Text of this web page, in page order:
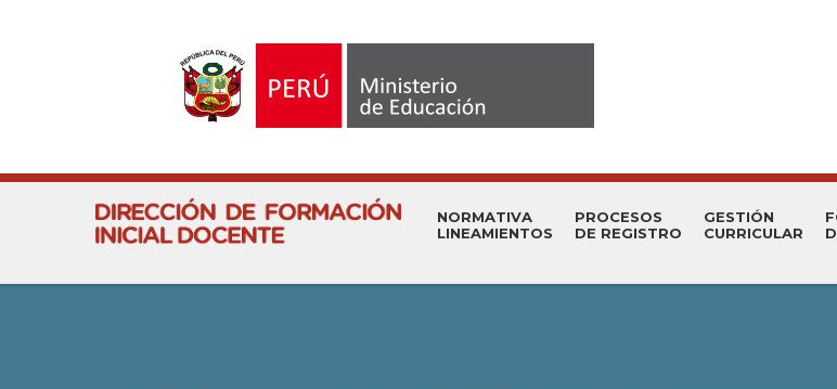
NORMATIVA
LINEAMIENTOS
PROCESOS
DE REGISTRO
GESTIÓN
CURRICULAR